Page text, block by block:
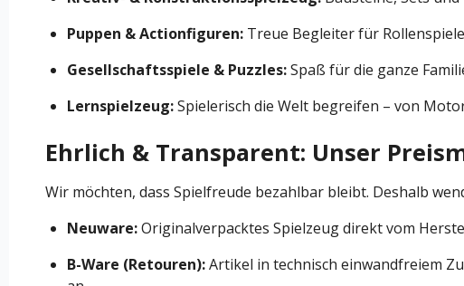
Puppen & Actionfiguren: Treue Begleiter für
Gesellschaftsspiele & Puzzles:Spaß für die ganze
Lernspielzeug:Spielerisch die Welt begreifen – von
Ehrlich & Transparent: Unser
Wir möchten, dass Spielfreude bezahlbar bleibt. Deshalb
Neuware:Originalverpacktes Spielzeug direkt vom
B-Ware (Retouren):Artikel in technisch einwandfreiem